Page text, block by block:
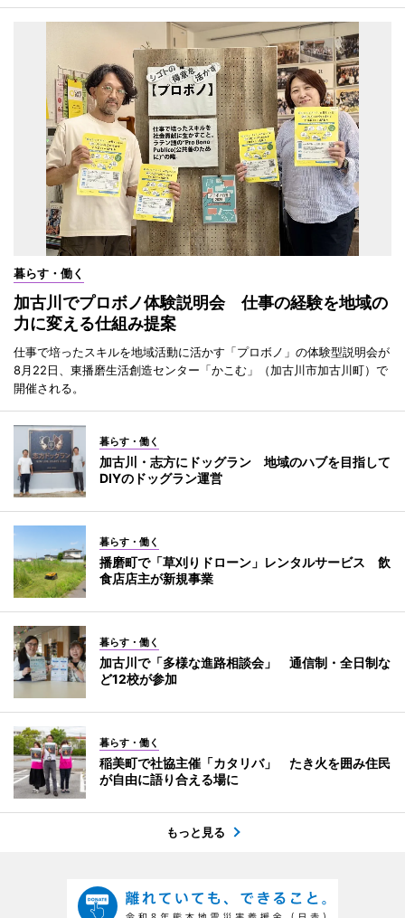
暮らす・働く
加古川でプロボノ体験説明会 仕事の経験を地域の
力に変える仕組み提案
仕事で培ったスキルを地域活動に活かす「プロボノ」の体験型説明会が
8月22日、東播磨生活創造センター「かこむ」（加古川市加古川町）で
開催される。
暮らす・働く
加古川・志方にドッグラン 地域のハブを目指して
DIYのドッグラン運営
暮らす・働く
播磨町で「草刈りドローン」レンタルサービス 飲
食店店主が新規事業
暮らす・働く
加古川で「多様な進路相談会」 通信制・全日制な
ど12校が参加
暮らす・働く
稲美町で社協主催「カタリバ」 たき火を囲み住民
が自由に語り合える場に
もっと見る